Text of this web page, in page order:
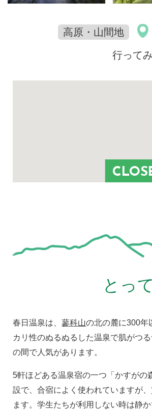
高原・山間地
行って
とっ
春日温泉は、蓼科山の北の麓に300年
カリ性のぬるぬるした温泉で肌がつ
の間で人気があります。
5軒ほどある温泉宿の一つ「かすが
設で、合宿によく使われていますが
ます。学生たちが利用しない時は静